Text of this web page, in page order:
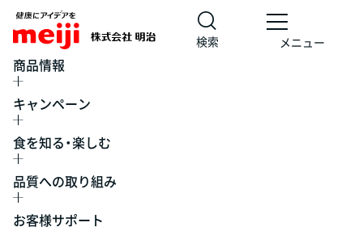
検索 メニュー
商品情報
キャンペーン
食を知る・楽しむ
品質への取り組み
お客様サポート